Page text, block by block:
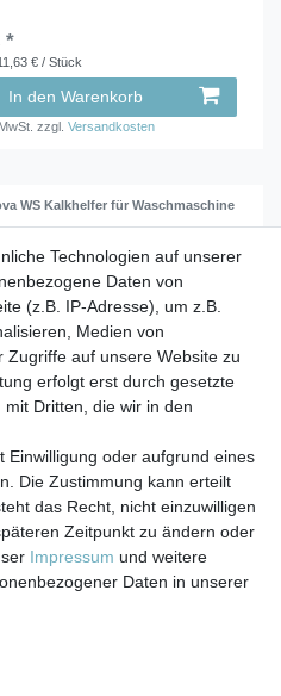
*
€ / Stück
In den Warenkorb
zzgl.Versandkosten
WS Kalkhelfer für Waschmaschine
*
In den Warenkorb
zzgl. Versandkosten
AGB
Widerrufs­recht
Technologien auf unserer
Daten von
(z.B. IP-Adresse), um z.B.
Medien von
auf unsere Website zu
erfolgt erst durch gesetzte
Dritten, die wir in den
Einwilligung oder aufgrund eines
Die Zustimmung kann erteilt
das Recht, nicht einzuwilligen
Zeitpunkt zu ändern oder
Impressum und weitere
Daten in unserer